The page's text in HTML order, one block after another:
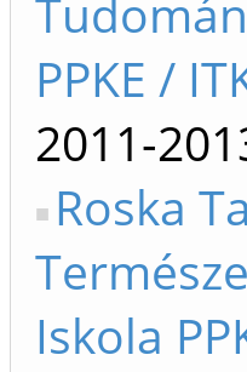
PPKE /
2011-
Roska
Iskola